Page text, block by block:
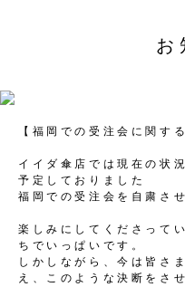
お
【福岡での受注会に関す
イイダ傘店では現在の状
予定しておりました
福岡での受注会を自粛さ
楽しみにしてくださって
ちでいっぱいです。
しかしながら、今は皆さ
え、このような決断をさ